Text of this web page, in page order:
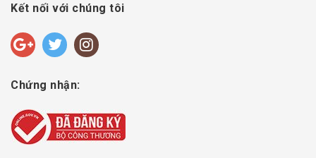
Kết nối với chúng tôi
Chứng nhận: